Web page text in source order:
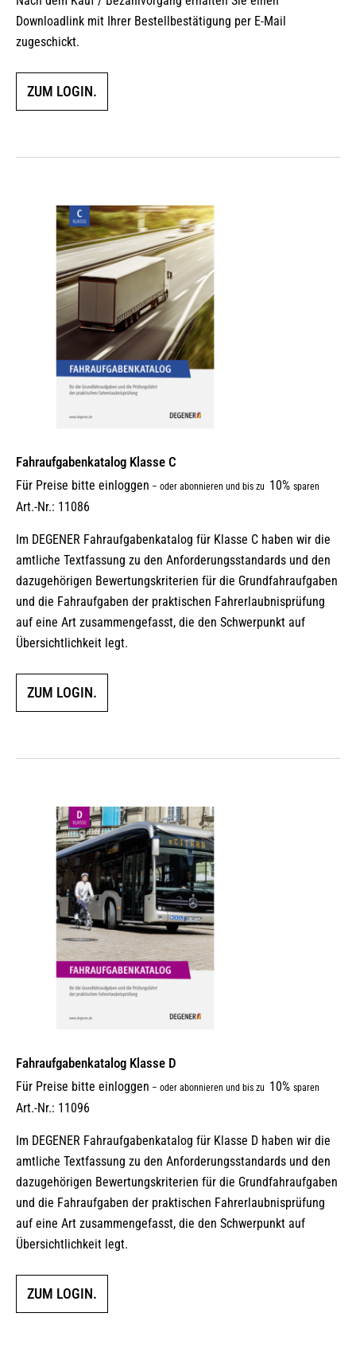
Downloadlink mit Ihrer Bestellbestätigung per E-Mail
zugeschickt.
ZUM LOGIN.
Fahraufgabenkatalog Klasse C
Für Preise bitte einloggen – oder abonnieren und bis zu 10% sparen
Art.-Nr.: 11086
Im DEGENER Fahraufgabenkatalog für Klasse C haben wir die
amtliche Textfassung zu den Anforderungsstandards und den
dazugehörigen Bewertungskriterien für die Grundfahraufgaben
und die Fahraufgaben der praktischen Fahrerlaubnisprüfung
auf eine Art zusammengefasst, die den Schwerpunkt auf
Übersichtlichkeit legt.
ZUM LOGIN.
Fahraufgabenkatalog Klasse D
Für Preise bitte einloggen – oder abonnieren und bis zu 10% sparen
Art.-Nr.: 11096
Im DEGENER Fahraufgabenkatalog für Klasse D haben wir die
amtliche Textfassung zu den Anforderungsstandards und den
dazugehörigen Bewertungskriterien für die Grundfahraufgaben
und die Fahraufgaben der praktischen Fahrerlaubnisprüfung
auf eine Art zusammengefasst, die den Schwerpunkt auf
Übersichtlichkeit legt.
ZUM LOGIN.